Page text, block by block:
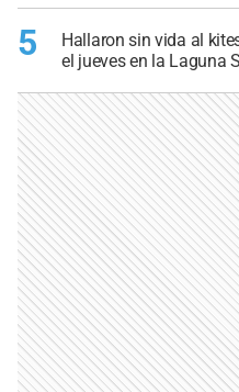
5
Hallaron sin vida al
el jueves en la Laguna